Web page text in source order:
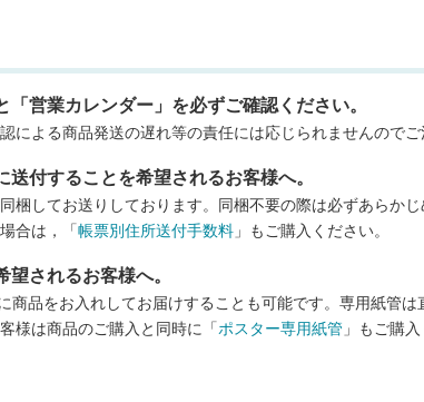
営業カレンダー」を必ずご確認ください。
認による商品発送の遅れ等の責任には応じられませんのでご
付することを希望されるお客様へ。
梱してお送りしております。同梱不要の際は必ずあらかじ
合は，「帳票別住所送付手数料 」もご購入ください。
されるお客様へ。
品をお入れしてお届けすることも可能です。専用紙管は
様は商品のご購入と同時に「ポスター専用紙管 」もご購入